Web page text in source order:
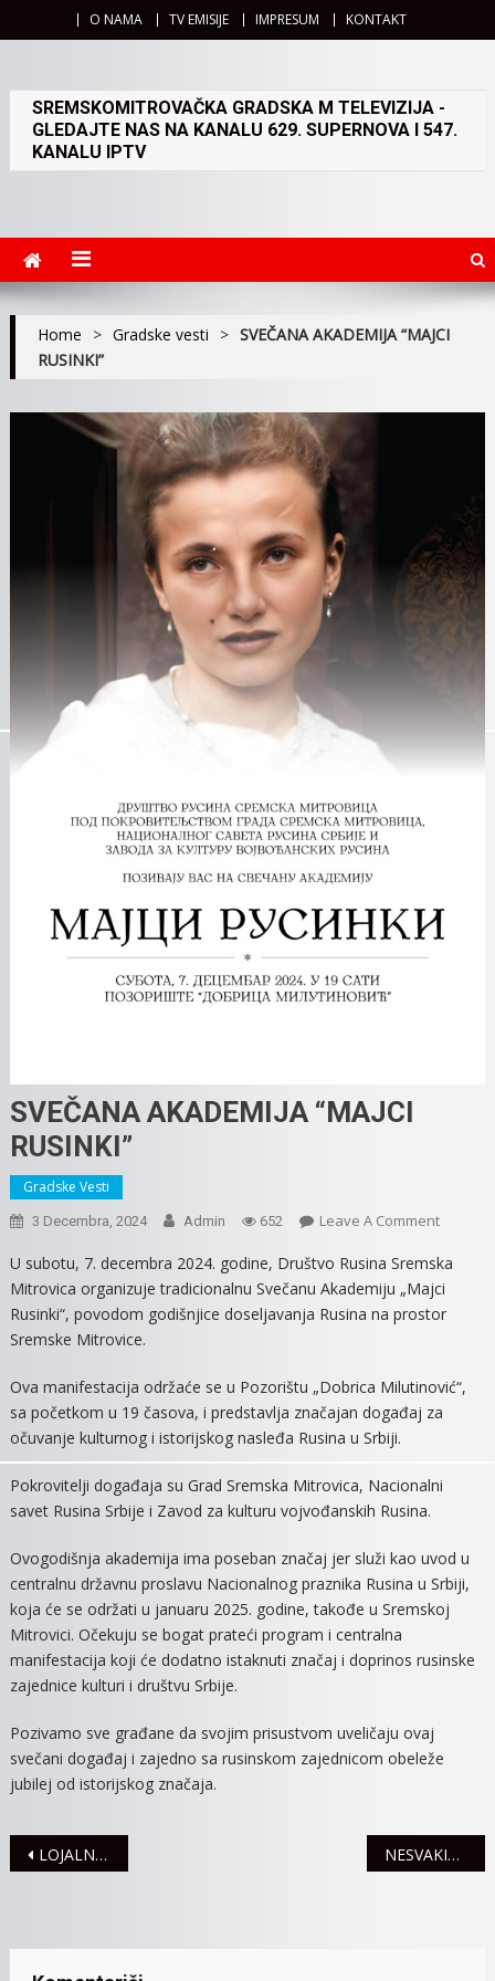
O NAMA TV EMISIJE IMPRESUM KONTAKT
SREMSKOMITROVAČKA GRADSKA M TELEVIZIJA -
GLEDAJTE NAS NA KANALU 629. SUPERNOVA I 547.
KANALU IPTV
Home > Gradske vesti > SVEČANA AKADEMIJA “MAJCI
RUSINKI”
SVEČANA AKADEMIJA “MAJCI
RUSINKI”
Gradske Vesti
3 Decembra, 2024 Admin 652 Leave A CommentOn
“MAJCI
U subotu, 7. decembra 2024. godine, Društvo Rusina Sremska
Mitrovica organizuje tradicionalnu Svečanu Akademiju „Majci
Rusinki“, povodom godišnjice doseljavanja Rusina na prostor
Sremske Mitrovice.
Ova manifestacija održaće se u Pozorištu „Dobrica Milutinović“,
sa početkom u 19 časova, i predstavlja značajan događaj za
očuvanje kulturnog i istorijskog nasleđa Rusina u Srbiji.
Pokrovitelji događaja su Grad Sremska Mitrovica, Nacionalni
savet Rusina Srbije i Zavod za kulturu vojvođanskih Rusina.
Ovogodišnja akademija ima poseban značaj jer služi kao uvod u
centralnu državnu proslavu Nacionalnog praznika Rusina u Srbiji,
koja će se održati u januaru 2025. godine, takođe u Sremskoj
Mitrovici. Očekuju se bogat prateći program i centralna
manifestacija koji će dodatno istaknuti značaj i doprinos rusinske
zajednice kulturi i društvu Srbije.
Pozivamo sve građane da svojim prisustvom uveličaju ovaj
svečani događaj i zajedno sa rusinskom zajednicom obeleže
jubilej od istorijskog značaja.
Navigacija
LOJALNOST SE ZAISTA ISPLATI: Pridruži se, imaš bar MILION RAZLOGA ZA TO! NESVAKIDAŠNJA IZLOŽBA PODVODNIH FOTOGRAFIJA